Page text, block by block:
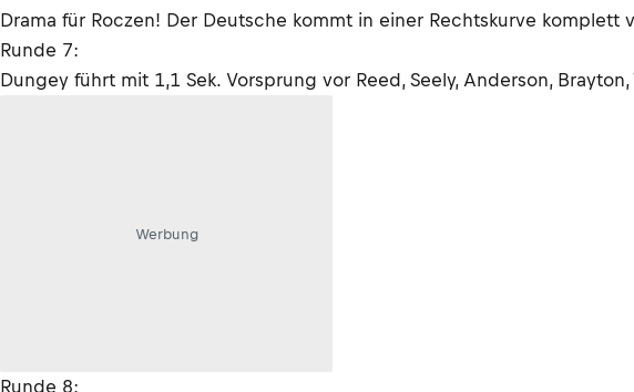
Drama für Roczen! Der Deutsche kommt in einer Rechtskurve komplett
Runde 7:
Dungey führt mit 1,1 Sek. Vorsprung vor Reed, Seely, Anderson,
Werbung
Runde 8: